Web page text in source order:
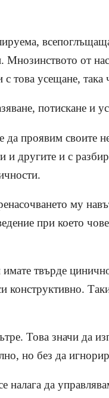
от
с това усещане,
потискане и
да проявим своите
другите и с
му
при което
твърде
конструктивно.
Това значи да
но без да
налага да